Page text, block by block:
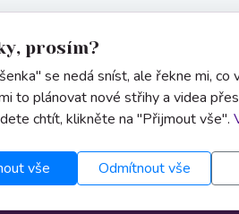
Informace
prosím?
se nedá sníst, ale řekne mi, co
to plánovat nové střihy a videa
chtít, klikněte na "Přijmout vše".
vše Odmítnout vše